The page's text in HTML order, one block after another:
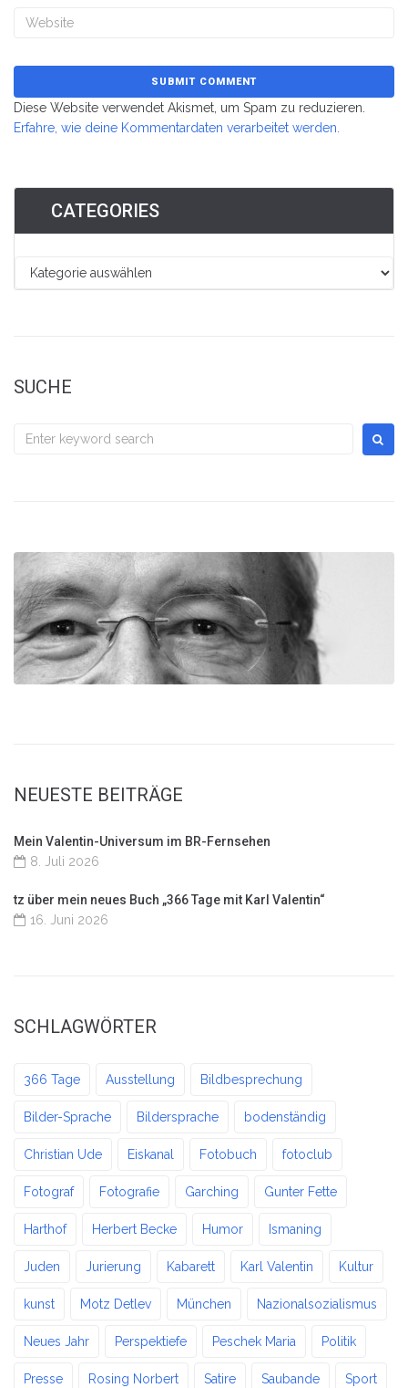
Diese Website verwendet Akismet, um Spam zu reduzieren.
Erfahre, wie deine Kommentardaten verarbeitet werden.
CATEGORIES
SUCHE
NEUESTE BEITRÄGE
Mein Valentin-Universum im BR-Fernsehen
8. Juli 2026
tz über mein neues Buch „366 Tage mit Karl Valentin“
16. Juni 2026
SCHLAGWÖRTER
366 Tage Ausstellung Bildbesprechung
Bilder-Sprache Bildersprache bodenständig
Christian Ude Eiskanal Fotobuch fotoclub
Fotograf Fotografie Garching Gunter Fette
Harthof Herbert Becke Humor Ismaning
Juden Jurierung Kabarett Karl Valentin Kultur
kunst Motz Detlev München Nazionalsozialismus
Neues Jahr Perspektiefe Peschek Maria Politik
Presse Rosing Norbert Satire Saubande Sport